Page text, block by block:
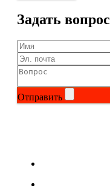
Задать вопрос
Отправить